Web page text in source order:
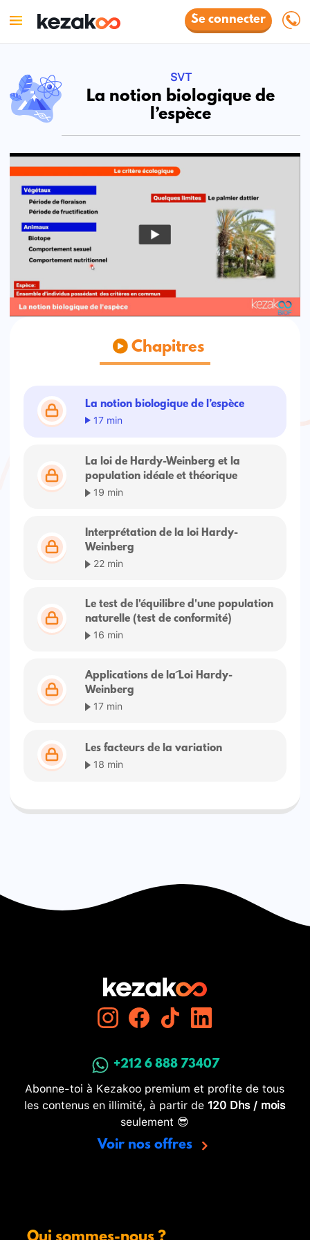
Se connecter
SVT
La notion biologique de
l’espèce
Chapitres
La notion biologique de l’espèce
17 min
La loi de Hardy-Weinberg et la
population idéale et théorique
19 min
Interprétation de la loi Hardy-
Weinberg
22 min
Le test de l'équilibre d'une population
naturelle (test de conformité)
16 min
Applications de la Loi Hardy-
Weinberg
17 min
Les facteurs de la variation
18 min
+212 6 888 73407
Abonne-toi à Kezakoo premium et profite de tous
les contenus en illimité, à partir de 120 Dhs / mois
seulement 😎
Voir nos offres